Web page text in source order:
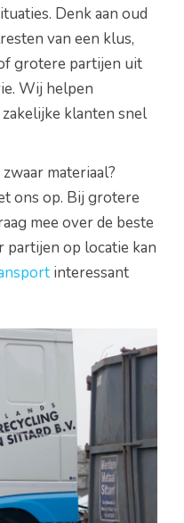
Denk aan oud
van een klus,
grotere partijen uit
Wij helpen
klanten snel
materiaal?
ons op. Bij grotere
mee over de beste
partijen op locatie kan
interessant